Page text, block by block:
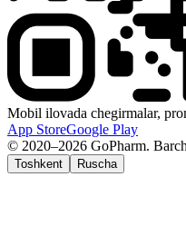
Mobil ilovada chegirmalar,
App StoreGoogle Play
© 2020–2026 GoPharm.
Toshkent Ruscha